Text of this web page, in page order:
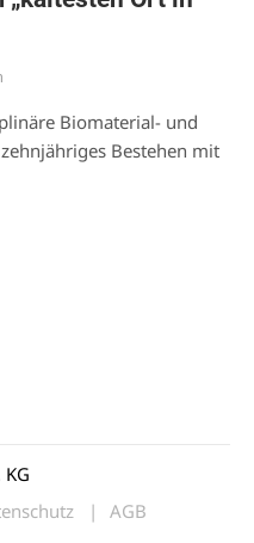
Biomaterial- und
Bestehen mit
AGB